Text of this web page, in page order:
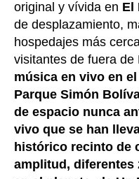
original y vívida en El
de desplazamiento,
hospedajes más
visitantes de fuera de
música en vivo en
Parque Simón
de espacio nunca
vivo que se han
histórico recinto de
amplitud, diferentes